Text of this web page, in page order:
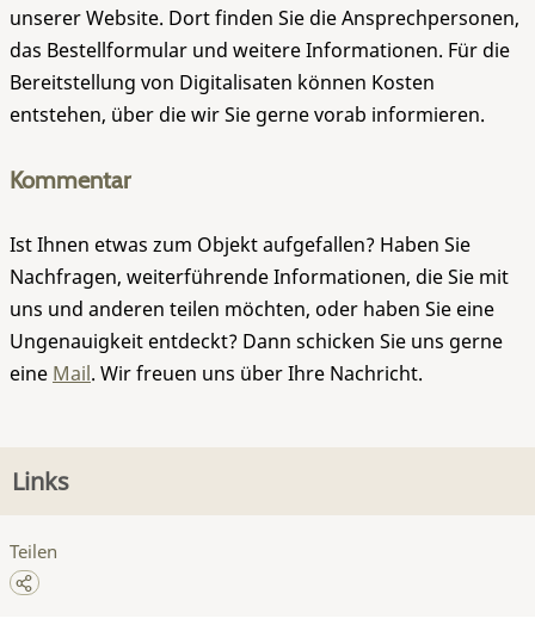
unserer Website. Dort finden Sie die Ansprechpersonen,
das Bestellformular und weitere Informationen. Für die
Bereitstellung von Digitalisaten können Kosten
entstehen, über die wir Sie gerne vorab informieren.
Kommentar
Ist Ihnen etwas zum Objekt aufgefallen? Haben Sie
Nachfragen, weiterführende Informationen, die Sie mit
uns und anderen teilen möchten, oder haben Sie eine
Ungenauigkeit entdeckt? Dann schicken Sie uns gerne
eine Mail. Wir freuen uns über Ihre Nachricht.
Links
Teilen